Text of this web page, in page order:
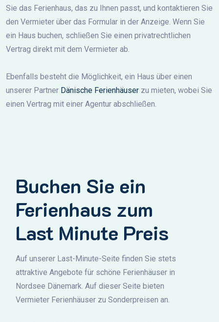
Sie das Ferienhaus, das zu Ihnen passt, und kontaktieren Sie
den Vermieter über das Formular in der Anzeige. Wenn Sie
ein Haus buchen, schließen Sie einen privatrechtlichen
Vertrag direkt mit dem Vermieter ab.
Ebenfalls besteht die Möglichkeit, ein Haus über einen
unserer Partner Dänische Ferienhäuser zu mieten, wobei Sie
einen Vertrag mit einer Agentur abschließen.
Buchen Sie ein
Ferienhaus zum
Last Minute Preis
Auf unserer Last-Minute-Seite finden Sie stets
attraktive Angebote für schöne Ferienhäuser in
Nordsee Dänemark. Auf dieser Seite bieten
Vermieter Ferienhäuser zu Sonderpreisen an.